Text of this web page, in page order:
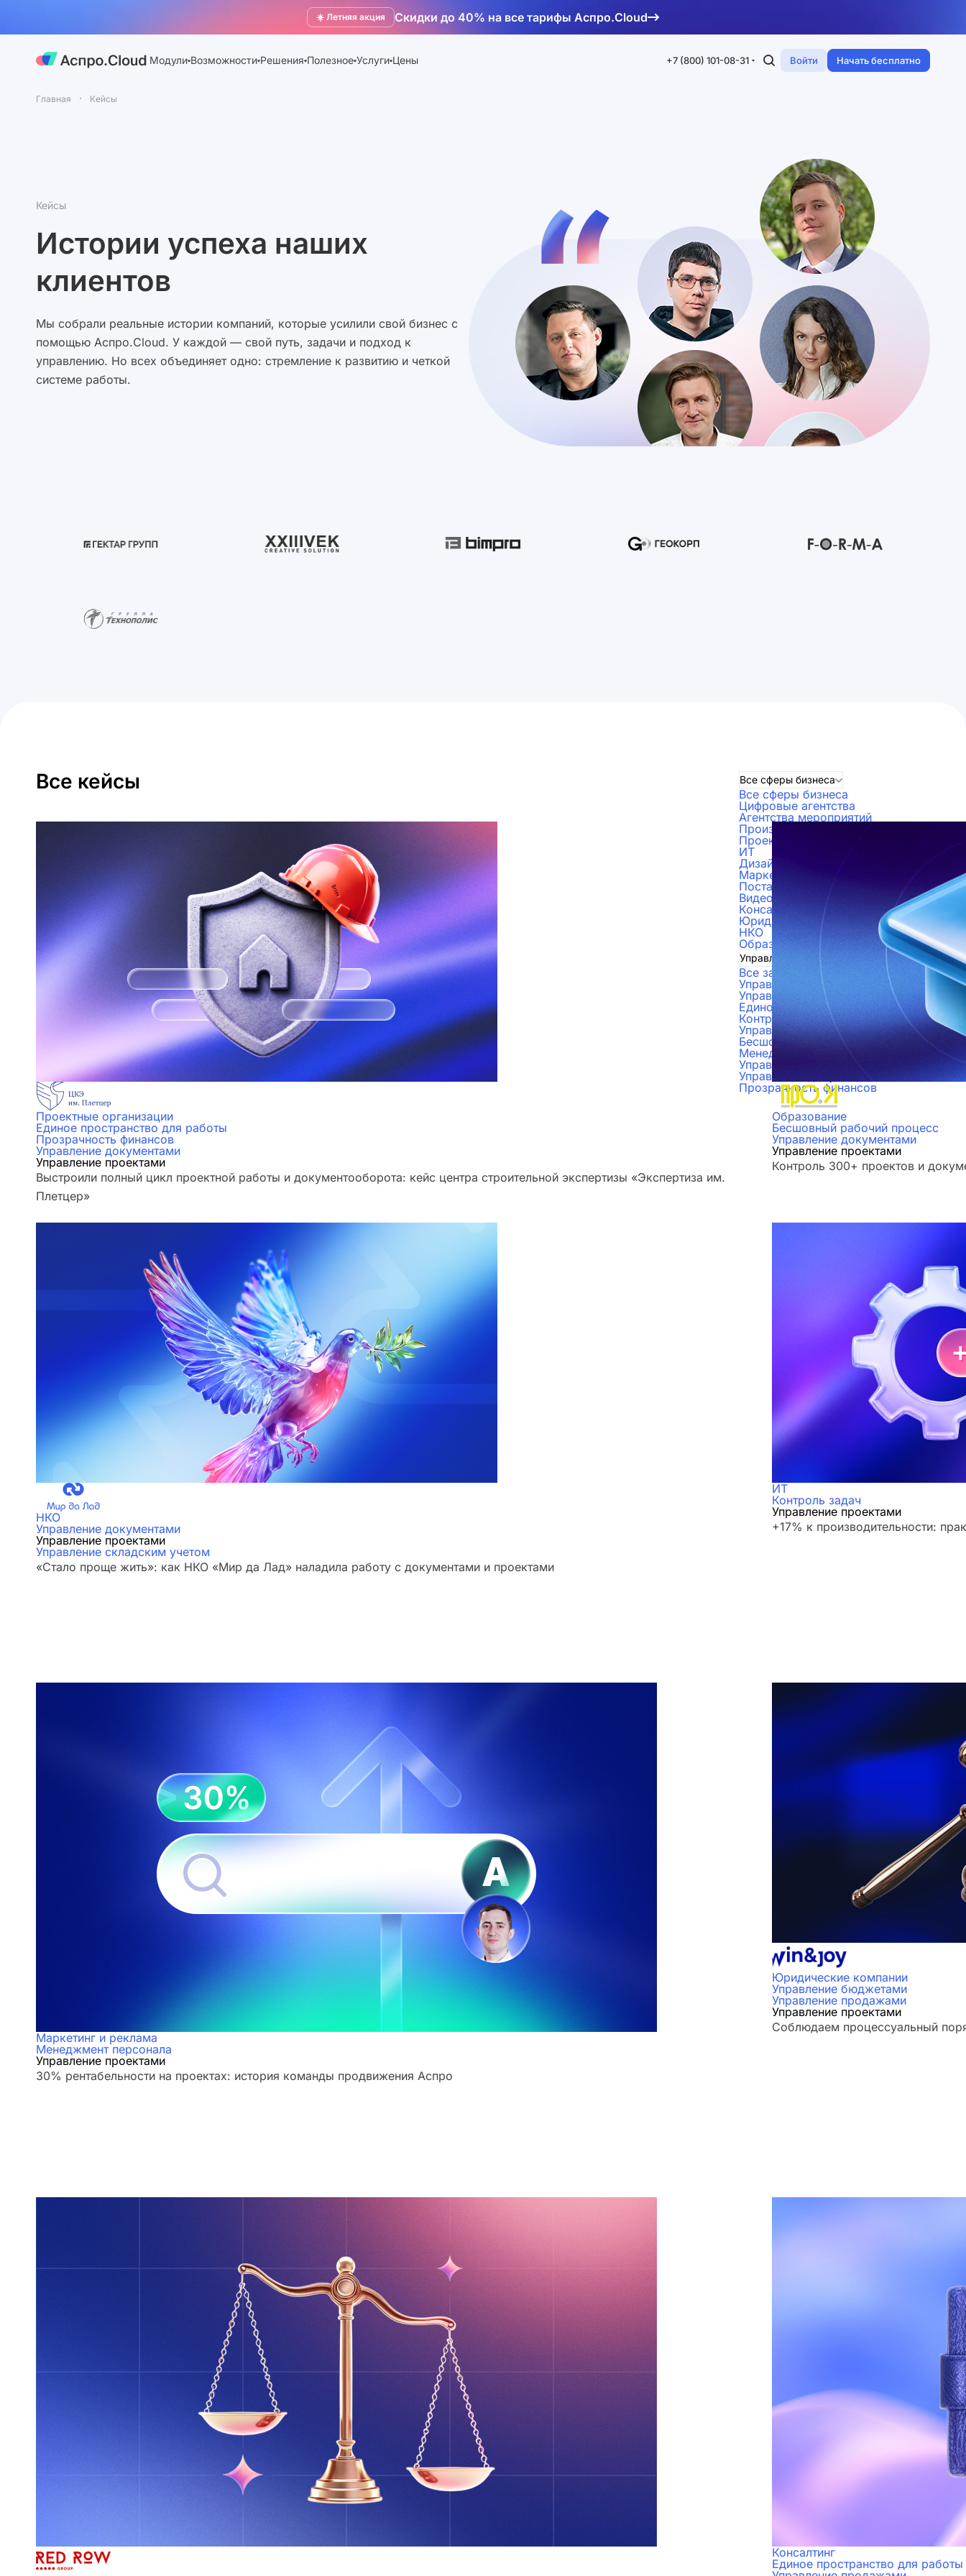
☀️ Летняя акция Скидки до 40% на все тарифы Аспро.Cloud
Модули Возможности Решения Полезное Услуги Цены +7 (800) 101-08-31 Войти Начать бесплатно
Главная Кейсы
Кейсы
Истории успеха наших
клиентов
Мы собрали реальные истории компаний, которые усилили свой бизнес с
помощью Аспро.Cloud. У каждой — свой путь, задачи и подход к
управлению. Но всех объединяет одно: стремление к развитию и четкой
системе работы.
Все кейсы Все сферы бизнеса
Все сферы бизнеса
Цифровые агентства
Агентства мероприятий
Производство
Проектные организации
ИТ
Дизайнеры
Маркетинг и реклама
Поставки
Видеопроизводство
Консалтинг
Юридические компании
НКО
Образование
Управление проектами
Все задачи
Управление бюджетами
Управление проектами
Единое пространство для работы
Контроль задач
Управление продажами
Бесшовный рабочий процесс
Менеджмент персонала
Управление складским учетом
Управление документами
Прозрачность финансов
Проектные организации
Единое пространство для работы
Прозрачность финансов
Управление документами
Управление проектами
Выстроили полный цикл проектной работы и документооборота: кейс центра строительной экспертизы «Экспертиза им.
Плетцер»
Образование
Бесшовный рабочий процесс
Управление документами
Управление проектами
Контроль 300+ проектов и
НКО
Управление документами
Управление проектами
Управление складским учетом
«Стало проще жить»: как НКО «Мир да Лад» наладила работу с документами и проектами
ИТ
Контроль задач
Управление проектами
+17% к производительности:
Маркетинг и реклама
Менеджмент персонала
Управление проектами
30% рентабельности на проектах: история команды продвижения Аспро
Юридические компании
Управление бюджетами
Управление продажами
Управление проектами
Соблюдаем процессуальный
Консалтинг
Единое пространство для работы